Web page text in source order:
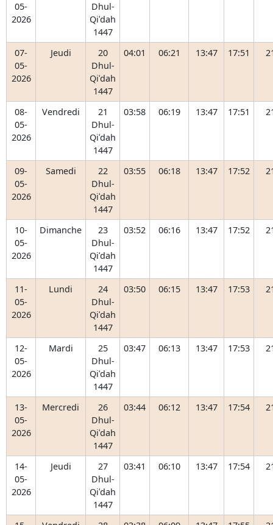
05-
2026
Dhul-
Qiʿdah
1447
07-
05-
2026
Jeudi
20
Dhul-
Qiʿdah
1447
04:01 06:21 13:47 17:51
08-
05-
2026
Vendredi
21
Dhul-
Qiʿdah
1447
03:58 06:19 13:47 17:51
09-
05-
2026
Samedi
22
Dhul-
Qiʿdah
1447
03:55 06:18 13:47 17:52
10-
05-
2026
Dimanche
23
Dhul-
Qiʿdah
1447
03:52 06:16 13:47 17:52
11-
05-
2026
Lundi
24
Dhul-
Qiʿdah
1447
03:50 06:15 13:47 17:53
12-
05-
2026
Mardi
25
Dhul-
Qiʿdah
1447
03:47 06:13 13:47 17:53
13-
05-
2026
Mercredi
26
Dhul-
Qiʿdah
1447
03:44 06:12 13:47 17:54
14-
05-
2026
Jeudi
27
Dhul-
Qiʿdah
1447
03:41 06:10 13:47 17:54